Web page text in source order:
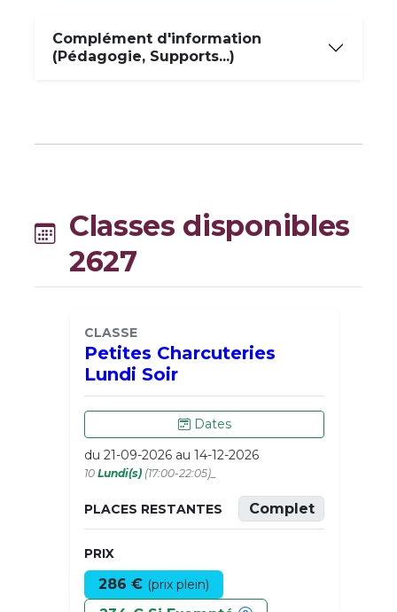
Complément d'information
(Pédagogie, Supports...)
Classes disponibles
2627
CLASSE
Petites Charcuteries
Lundi Soir
Dates
du 21-09-2026 au 14-12-2026
10 Lundi(s) (17:00-22:05)_
PLACES RESTANTES Complet
PRIX
286 € (prix plein)